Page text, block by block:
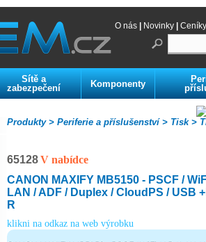
O nás Novinky Ceníky
Sítě a
zabezpečení
Komponenty
Tisk >
Periferie a příslušenství >
Produkty >
65128V nabídce
CANON MAXIFY MB5150 - PSCF /
LAN / ADF / Duplex / CloudPS / USB
R
klikni na odkaz na web výrobku